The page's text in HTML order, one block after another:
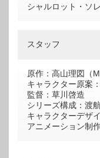
シャルロット・ソ
スタッフ
原作：高山理図（
キャラクター原案
監督：草川啓造
シリーズ構成：渡航
キャラクターデザ
アニメーション制